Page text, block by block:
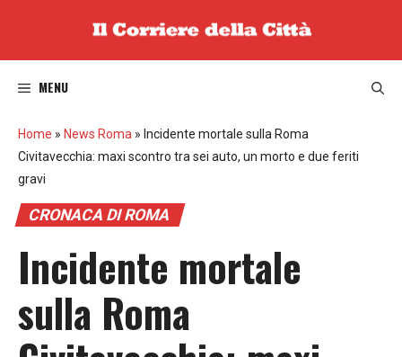
MENU
Home » News Roma » Incidente mortale sulla Roma
Civitavecchia: maxi scontro tra sei auto, un morto e due feriti
gravi
CRONACA DI ROMA
Incidente mortale
sulla Roma